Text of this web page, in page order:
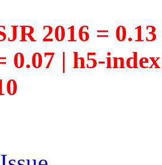
2016 =
0.07 | h5-